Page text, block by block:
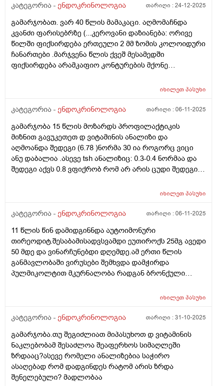
წლის ზომებია 16 X 17 X 40 მმ, მოცულობა 6 სმ საერთო
მოცულობა: 15,3 სმ (N 8-22 სმ) კისრის ორივე
გვერდითა ზედაპირზე სახება 1 სმ-მდე ზომის
დაქვეითებული ეკოგენობის ერთეული ლიმფური
კვანძები .
კატეგორია - ენდოკრინოლოგია თარიღი :24-12-2025
გამარჯობათ. ვარ 40 წლის მამაკაცი. აღმომაჩნდა
კვანძი ფარისებრზე (...კეროვანი დაზიანება: ორივე
წილში ფიქსირდება ერთეული 2 მმ ზომის კოლოიდური
ჩანართები .მარჯვენა წლის ქვეშ მესამედში
ფიქსირდება არამკაფიო კონტურების მქონე
ზომით: 2x4 მმ (EU-TIRADS 5).) კითხვაა ასეთი. ცხიმიანი
ხანი,წლებია ვსარგებლობ სოლარიუმით,კვირაში
კარგად სოლარიუმის მომაკვიდენებელი მხარეები) . ეს
კვანძი სოლარიუმის სხივებს ხომ არ შეეძლო
გამოეწვია და ამჟამად,ამ კვანძის ფონზე შეიძლება
კიდევ სოლარიუმით სარგებლობა? მადლობა დიდი
იხილეთპასუხი
კატეგორია - ენდოკრინოლოგია თარიღი :06-11-2025
გამარჯობა 15 წლის მოზარდს პროფილაქტიკის
მიზნით გავუკეთეთ დ ვიტამინის ანალიზი და
აღმოანდა შედეგი (6.78 )ნორმა 30 ია როგორც ვიცი
ანუ დაბალია .ასევე tsh ანალიზიც: 0.3-0.4 ნორმაა და
შედეგი აქვს 0.8 ვფიქრობ რომ არ არის ცუდი შედეგი
მაჩვენებელმა tsh ეს შედეგი შეცვალოს თუ არ მიიღო
იხილეთპასუხი
კატეგორია - ენდოკრინოლოგია თარიღი :06-11-2025
11 წლის წინ დამიდგინნდა აუტოიმონური
თირეოდიტ.შესაბამისადვსვამდი ეუთიროქს 25მგ ავედი
50 მდე და ვინარჩუნებდი დღემდე.ამ ერთი წლის
განმავლობაში ვირუსები შემხვდა დამჭირდა
პულმიკოლტით მკურნალობა რადგან ბრონქული
სტრესი და ნერვიიულობაც შემხვდა.ავიღე ანალიზები
6.ასევე დაბალი მაქვს რკინა ფერიტინი მომატებული
ნახ წელიწადში ამის ფონზე მქონდეს 6? გადავიმეორო
3 თვეში ისევ რადგან სხვა წამლების ფონზე შესაძლოა
განვითარდა ეს შედეგი? ან ზოგჯერ ვფიქრობ თავიდან
ხომ არ ჩავიტარო ენდოკრინოლოგია სახელ
დაფინანსებით იქნებ სულ აღარ არის საჭირო რაც 10
იხილეთპასუხი
კატეგორია - ენდოკრინოლოგია თარიღი :31-10-2025
გამარჯობა.თუ შეგიძლიათ მიპასუხოთ დ ვიტამინის
ნაკლებობამ შესაძლოა შეაფერხოს სიმაღლეში
ზრდააც?ასევე რომელი ანალიზებია საჭირო
ასაღებად რომ დადგინდეს რატომ არის ზრდა
შენელებული? მადლობაა